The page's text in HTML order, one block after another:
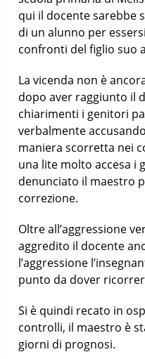
qui il docente sarebbe
di un alunno per
confronti del figlio suo
La vicenda non è
dopo aver raggiunto il
chiarimenti i genitori
verbalmente
maniera scorretta nei
una lite molto accesa i
denunciato il maestro
correzione.
Oltre all’aggressione
aggredito il docente
l’aggressione
punto da dover
Si è quindi recato in
controlli, il maestro è
giorni di prognosi.